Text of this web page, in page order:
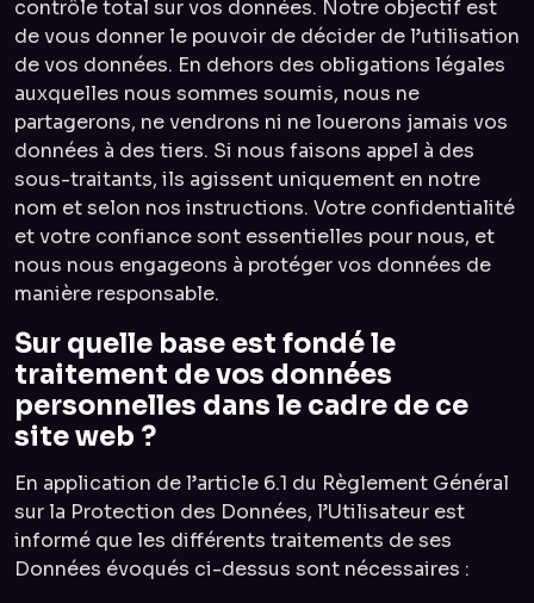
contrôle total sur vos données. Notre objectif est
de vous donner le pouvoir de décider de l’utilisation
de vos données. En dehors des obligations légales
auxquelles nous sommes soumis, nous ne
partagerons, ne vendrons ni ne louerons jamais vos
données à des tiers. Si nous faisons appel à des
sous-traitants, ils agissent uniquement en notre
nom et selon nos instructions. Votre confidentialité
et votre confiance sont essentielles pour nous, et
nous nous engageons à protéger vos données de
manière responsable.
Sur quelle base est fondé le
traitement de vos données
personnelles dans le cadre de ce
site web ?
En application de l’article 6.1 du Règlement Général
sur la Protection des Données, l’Utilisateur est
informé que les différents traitements de ses
Données évoqués ci-dessus sont nécessaires :